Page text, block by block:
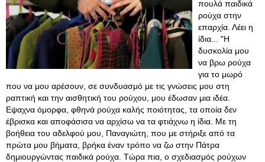
πουλά παιδικά
ρούχα στην
επαρχία. Λέει η
ίδια... "Η
δυσκολία μου
να βρω ρούχα
για το μωρό
που να μου αρέσουν, σε συνδυασμό με τις γνώσεις μου στη
ραπτική και την αισθητική του ρούχου, μου έδωσαν μια ιδέα.
Εψαχνα όμορφα, φθηνά ρούχα καλής ποιότητας, τα οποία δεν
έβρισκα και αποφάσισα να αρχίσω να τα φτιάχνω η ίδια. Με τη
βοήθεια του αδελφού μου, Παναγιώτη, που με στήριξε από τα
πρώτα μου βήματα, βρήκα έναν τρόπο να ζω στην Πάτρα
δημιουργώντας παιδικά ρούχα. Τώρα πια, ο σχεδιασμός ρούχων